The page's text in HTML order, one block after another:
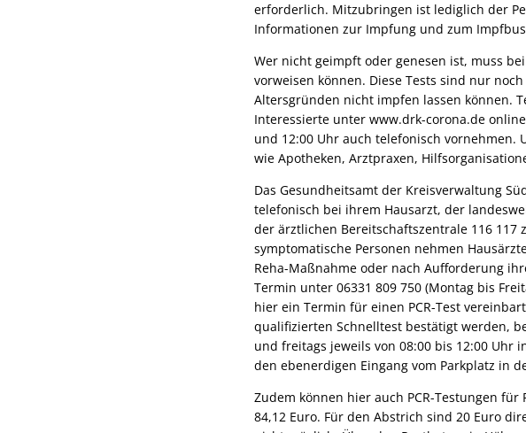
erforderlich. Mitzubringen ist lediglich der
Informationen zur Impfung und zum
Wer nicht geimpft oder genesen ist, muss
vorweisen können. Diese Tests sind nur
Altersgründen nicht impfen lassen können.
Interessierte unter www.drk-corona.de
und 12:00 Uhr auch telefonisch
wie Apotheken, Arztpraxen,
Das Gesundheitsamt der Kreisverwaltung
telefonisch bei ihrem Hausarzt, der
der ärztlichen Bereitschaftszentrale 116
symptomatische Personen nehmen
Reha-Maßnahme oder nach Aufforderung
Termin unter 06331 809 750 (Montag bis
hier ein Termin für einen PCR-Test
qualifizierten Schnelltest bestätigt werden,
und freitags jeweils von 08:00 bis 12:00 Uhr
den ebenerdigen Eingang vom Parkplatz in
Zudem können hier auch PCR-Testungen für
84,12 Euro. Für den Abstrich sind 20 Euro